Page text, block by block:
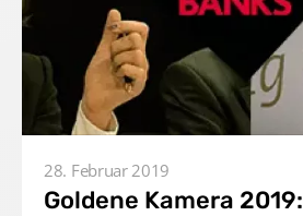
28. Februar 2019
Goldene Kamera 2019: